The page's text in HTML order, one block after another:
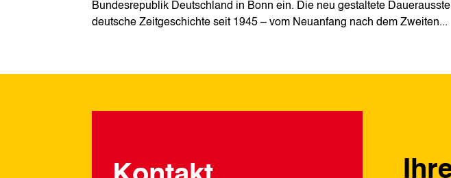
Bundesrepublik Deutschland in Bonn ein. Die neu gestaltete
deutsche Zeitgeschichte seit 1945 – vom Neuanfang nach dem Zweiten...